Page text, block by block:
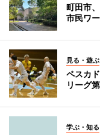
町田市
市民ワ
見る・遊ぶ
ペスカ
リーグ
学ぶ・知る